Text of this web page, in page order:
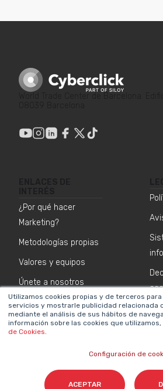
Utilizamos cookies propias y de terceros
servicios y mostrarle publicidad relacionada
mediante el análisis de sus hábitos de
información sobre las cookies que
de Cookies.
Configuración de
ACEPTAR
¿Por qué hacer
Marketing?
Metodologías propias
Valores y equipos
Únete a nosotros
Sala de prensa
Contacta
NEWSLETTER SOBRE IA
*